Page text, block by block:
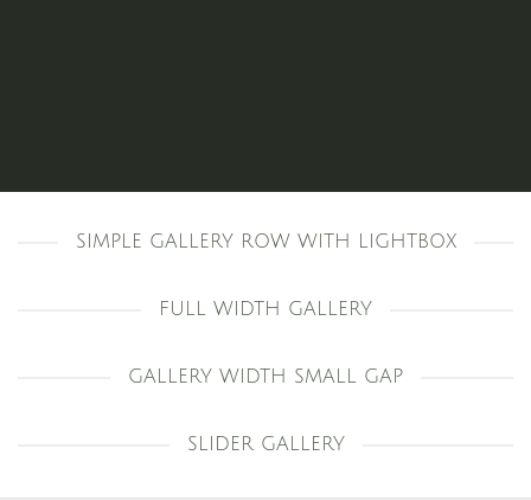
SIMPLE GALLERY ROW WITH LIGHTBOX
FULL WIDTH GALLERY
GALLERY WIDTH SMALL GAP
SLIDER GALLERY